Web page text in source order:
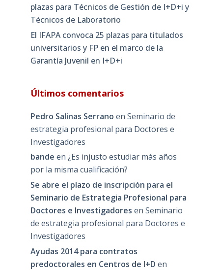
plazas para Técnicos de Gestión de I+D+i y
Técnicos de Laboratorio
El IFAPA convoca 25 plazas para titulados
universitarios y FP en el marco de la
Garantía Juvenil en I+D+i
Últimos comentarios
Pedro Salinas Serrano en Seminario de
estrategia profesional para Doctores e
Investigadores
bande en ¿Es injusto estudiar más años
por la misma cualificación?
Se abre el plazo de inscripción para el
Seminario de Estrategia Profesional para
Doctores e Investigadores en Seminario
de estrategia profesional para Doctores e
Investigadores
Ayudas 2014 para contratos
predoctorales en Centros de I+D en